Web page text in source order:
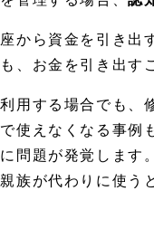
から資金を引き出
、お金を引き出す
用する場合でも、
使えなくなる事
問題が発覚します
族が代わりに使う